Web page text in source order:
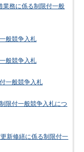
業務に係る制限付一般
般競争入札
般競争入札
一般競争入札
限付一般競争入札につ
新修繕に係る制限付一